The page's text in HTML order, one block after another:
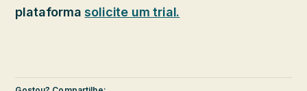
plataformasolicite um trial.